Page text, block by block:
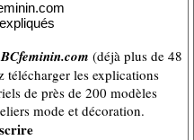
(déjà plus de 48
les explications
de près de 200 modèles
mode et décoration.